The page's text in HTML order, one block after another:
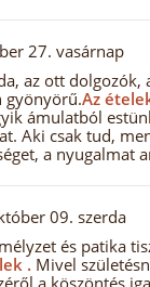
27. vasárnap
az ott dolgozók,
gyönyörű.Az
ámulatból
Aki csak tud,
a nyugalmat
09. szerda
és patika
. Mivel
a köszöntés